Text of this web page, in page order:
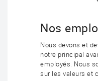
Nos
Nous devons et
notre principal
employés. Nous
sur les valeurs et